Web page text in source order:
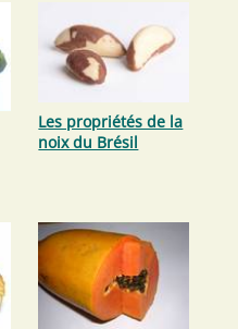
Les propriétés de la
noix du Brésil